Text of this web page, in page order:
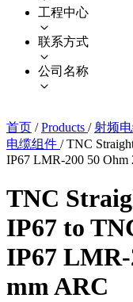
工程中心
联系方式
公司名称
首页 / Products / 射频
电缆组件 / TNC
IP67 LMR-200 50 Ohm
TNC
IP67 to
IP67 LMR-
mm ARC